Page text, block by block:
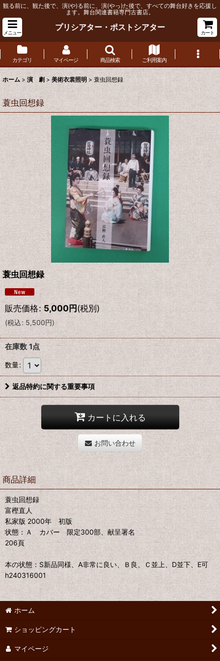
観る前に、観た後で、演(や)る前に、演(やっ)た後で、すべての舞台好きを応援し
ます。舞台関連書籍専門古書店。
メニュー
プリシアター・ポストシアター
カート
カテゴリ マイページ 商品検索 ご利用案内
ホーム > 演 劇 > 美術衣裳照明 > 蓑虫回想録
蓑虫回想録
蓑虫回想録
販売価格: 5,000円(税別)
(税込: 5,500円)
在庫数 1点
数量:
返品特約に関する重要事項
カートに入れる
お問い合わせ
商品詳細
蓑虫回想録
富樫直人
私家版 2000年 初版
状態：Ａ カバー 限定300部、献呈署名
206頁
本の状態：S新品同様、A非常に良い、Ｂ良、Ｃ並上、D並下、E可
h240316001
ホーム
ショッピングカート
マイページ